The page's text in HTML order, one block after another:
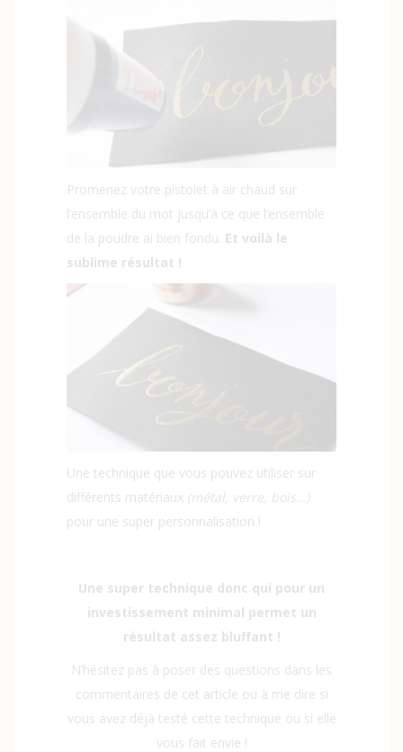
Promenez votre pistolet à air chaud sur
l’ensemble du mot jusqu’à ce que l’ensemble
de la poudre ai bien fondu. Et voilà le
sublime résultat !
Une technique que vous pouvez utiliser sur
différents matériaux (métal, verre, bois…)
pour une super personnalisation !
Une super technique donc qui pour un
investissement minimal permet un
résultat assez bluffant !
N’hésitez pas à poser des questions dans les
commentaires de cet article ou à me dire si
vous avez déjà testé cette technique ou si elle
vous fait envie !